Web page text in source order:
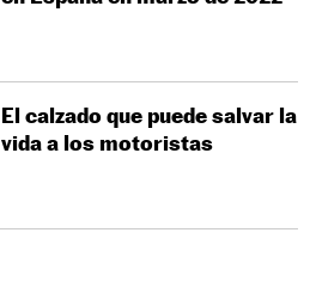
El calzado que puede salvar la
vida a los motoristas